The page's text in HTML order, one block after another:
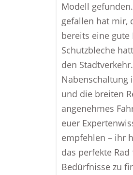
Modell
gefallen hat mir,
bereits eine gute
Schutzbleche
den
Nabenschaltung
und die breiten
angenehmes
euer
empfehlen – ihr
das perfekte
Bedürfnisse zu